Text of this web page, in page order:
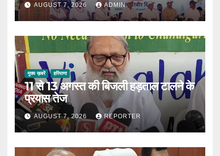
AUGUST 7, 2026 ADMIN
मुख्य ख़बरें हरियाणा
11 से 13 अगस्त की बिजली हड़ताल टालने के
प्रयास तेज
AUGUST 7, 2026 REPORTER